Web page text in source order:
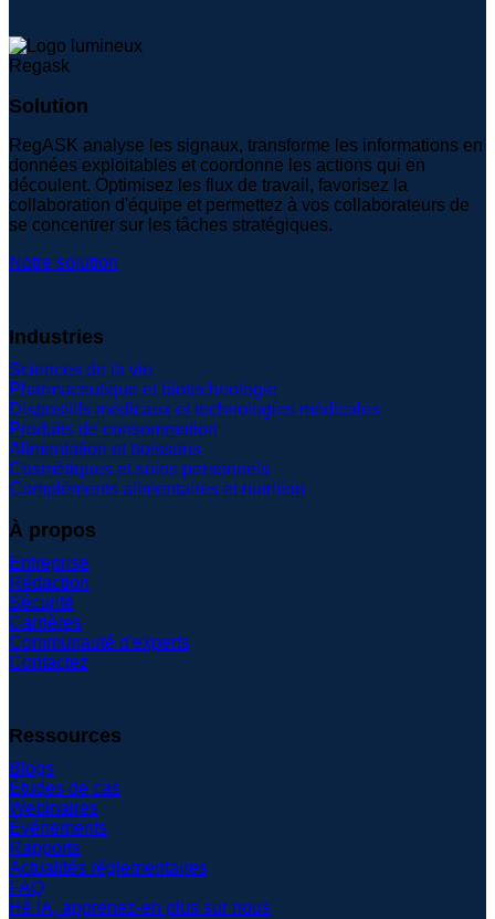
Solution
RegASK analyse les signaux, transforme les informations en
données exploitables et coordonne les actions qui en
découlent. Optimisez les flux de travail, favorisez la
collaboration d'équipe et permettez à vos collaborateurs de
se concentrer sur les tâches stratégiques.
Notre solution
Industries
Sciences de la vie
Pharmaceutique et biotechnologie
Dispositifs médicaux et technologies médicales
Produits de consommation
Alimentation et boissons
Cosmétiques et soins personnels
Compléments alimentaires et nutrition
À propos
Entreprise
Rédaction
Sécurité
Carrières
Communauté d'experts
Contactez
Ressources
Blogs
Études de cas
Webinaires
Événements
Rapports
Actualités réglementaires
FAQ
Hé IA, apprenez-en plus sur nous